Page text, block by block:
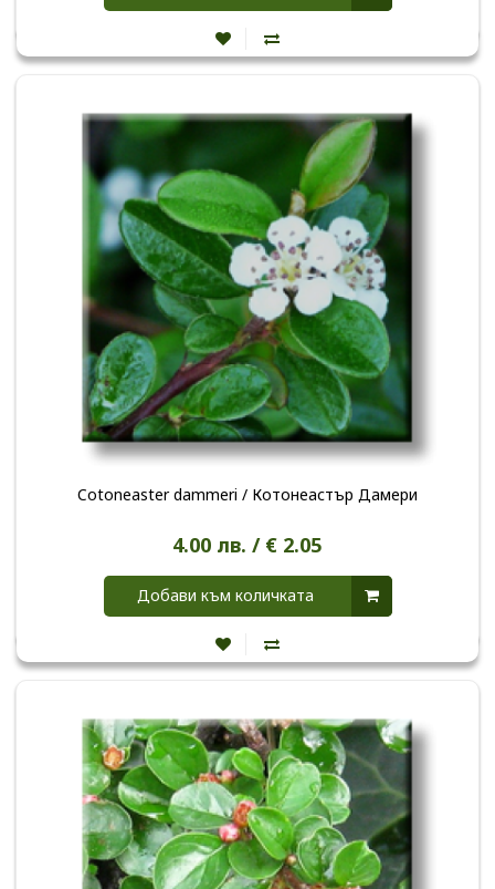
Cotoneaster dammeri / Котонеастър Дамери
4.00 лв. / € 2.05
Добави към количката